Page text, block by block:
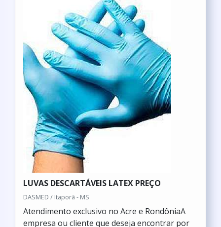
LUVAS DESCARTÁVEIS LATEX PREÇO
DASMED / Itaporã - MS
Atendimento exclusivo no Acre e RondôniaA
empresa ou cliente que deseja encontrar por